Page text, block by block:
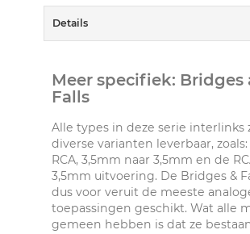
Details
Meer specifiek: Bridges
Falls
Alle types in deze serie interlinks
diverse varianten leverbaar, zoals:
RCA, 3,5mm naar 3,5mm en de
3,5mm uitvoering. De Bridges &
dus voor veruit de meeste
toepassingen geschikt. Wat alle
gemeen hebben is dat ze